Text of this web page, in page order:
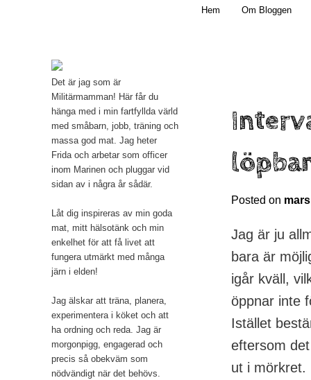
Mamma, militär och märkbart obekväm
Hem Om Bloggen
Posted on
Jag är ju
bara är
igår kväll,
öppnar inte
Istället
eftersom
ut i mörkret.
Det är jag som är
Militärmamman! Här får du
hänga med i min fartfyllda värld
med småbarn, jobb, träning och
massa god mat. Jag heter
Frida och arbetar som officer
inom Marinen och pluggar vid
sidan av i några år sådär.
Låt dig inspireras av min goda
mat, mitt hälsotänk och min
enkelhet för att få livet att
fungera utmärkt med många
järn i elden!
Jag älskar att träna, planera,
experimentera i köket och att
ha ordning och reda. Jag är
morgonpigg, engagerad och
precis så obekväm som
nödvändigt när det behövs.